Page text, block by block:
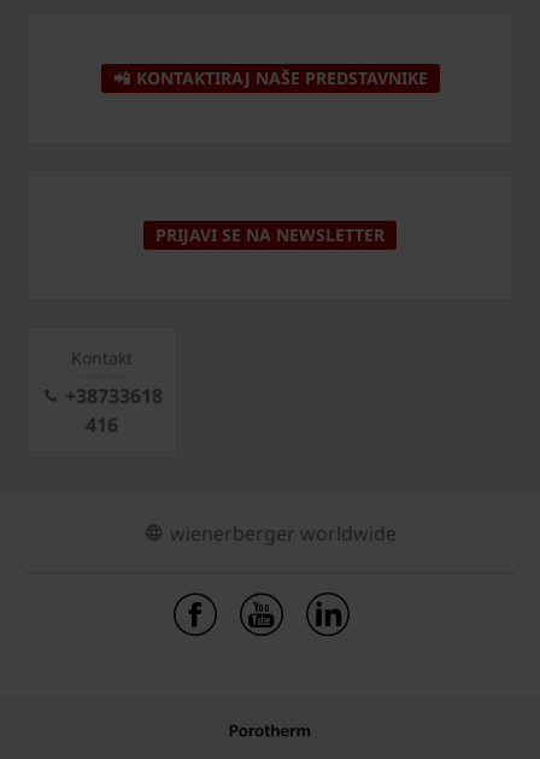
📲 KONTAKTIRAJ NAŠE PREDSTAVNIKE
PRIJAVI SE NA NEWSLETTER
Kontakt
+38733618
416
wienerberger worldwide